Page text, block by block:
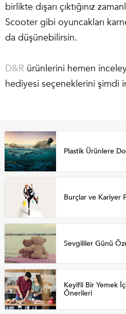
birlikte dışarı çıktığınız
Scooter gibi oyuncakları
da düşünebilirsin.
D&R ürünlerini hemen
hediyesi seçeneklerini şimdi
Plastik Ürünlere
Burçlar ve Kariyer
Sevgililer Günü
Keyifli Bir Yemek
Önerileri